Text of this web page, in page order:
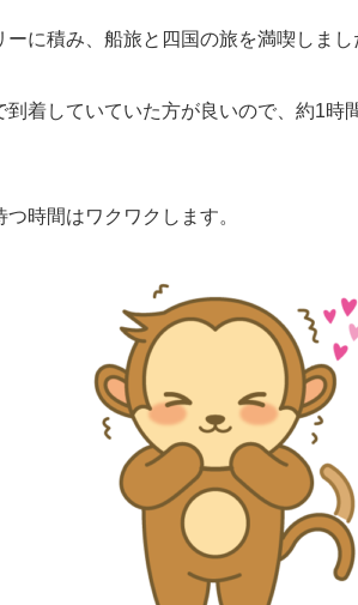
に積み、船旅と四国の旅を満喫しまし
着していていた方が良いので、約1時
時間はワクワクします。